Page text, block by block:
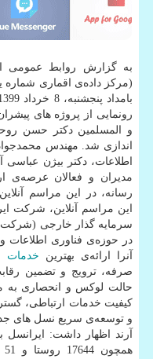
به گزارش روابط عمومی
(مرکز داده‌ی اقماری
رونمایی از پروژه های
و المسلمین دکتر حسن
اندازی شد. مهندس
اطلاعات، دکتر بیژن عباسی
مدیران و فعالان عرصه‌ی
رسانه، در این مراسم
این مراسم آنلاین، شرکت
در حوزه‌ی فناوری اطلاعات
آنرا ارائه‌ی بهترین خدمات
صرفه، ترویج و تضمین
حالت لوکس و انحصاری به
کیفیت خدمات ارتباطی،
و توسعه‌ی سریع نسل های